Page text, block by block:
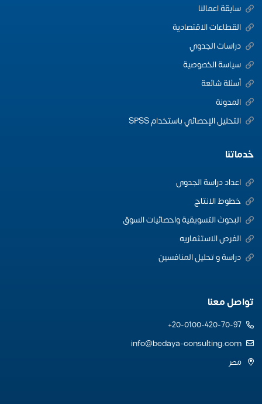
سابقة اعمالنا
القطاعات الاقتصادية
دراسات الجدوي
سياسة الخصوصية
أسئلة شائعة
المدونة
التحليل الإحصائي باستخدام SPSS
خدماتنا
اعداد دراسة الجدوى
خطوط الانتاج
البحوث التسويقية واحصائيات السوق
الفرص الاستثماريه
دراسة و تحليل المنافسين
تواصل معنا
20-0100-420-70-97+
info@bedaya-consulting.com
مصر